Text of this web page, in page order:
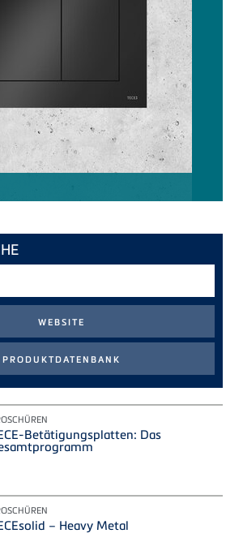
Betätigungsplatten: Das
– Heavy Metal